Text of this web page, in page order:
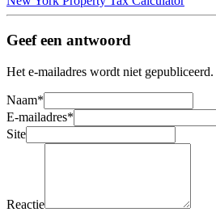
Geef een antwoord
Het e-mailadres wordt niet gepubliceerd.
Naam*
E-mailadres*
Site
Reactie